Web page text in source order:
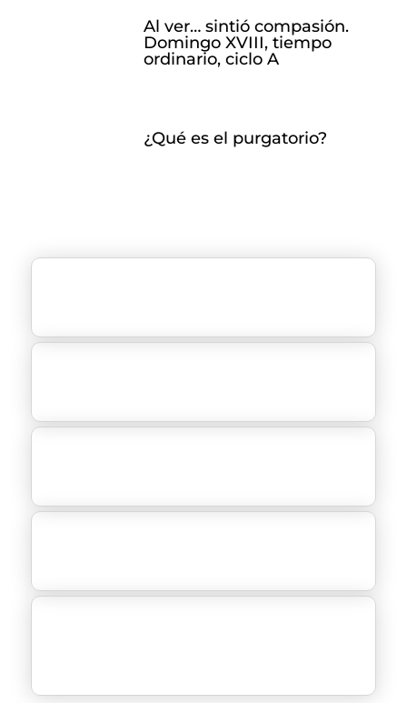
Al ver… sintió compasión.
Domingo XVIII, tiempo
ordinario, ciclo A
¿Qué es el purgatorio?